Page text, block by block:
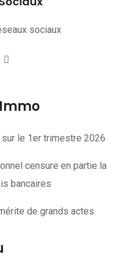
sociaux
le 1er trimestre 2026
censure en partie la
bancaires
de grands actes.